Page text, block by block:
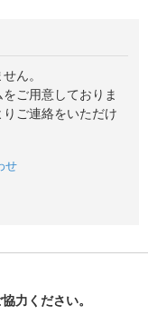
ん。
ご用意しておりま
ご連絡をいただけ
せ
力ください。